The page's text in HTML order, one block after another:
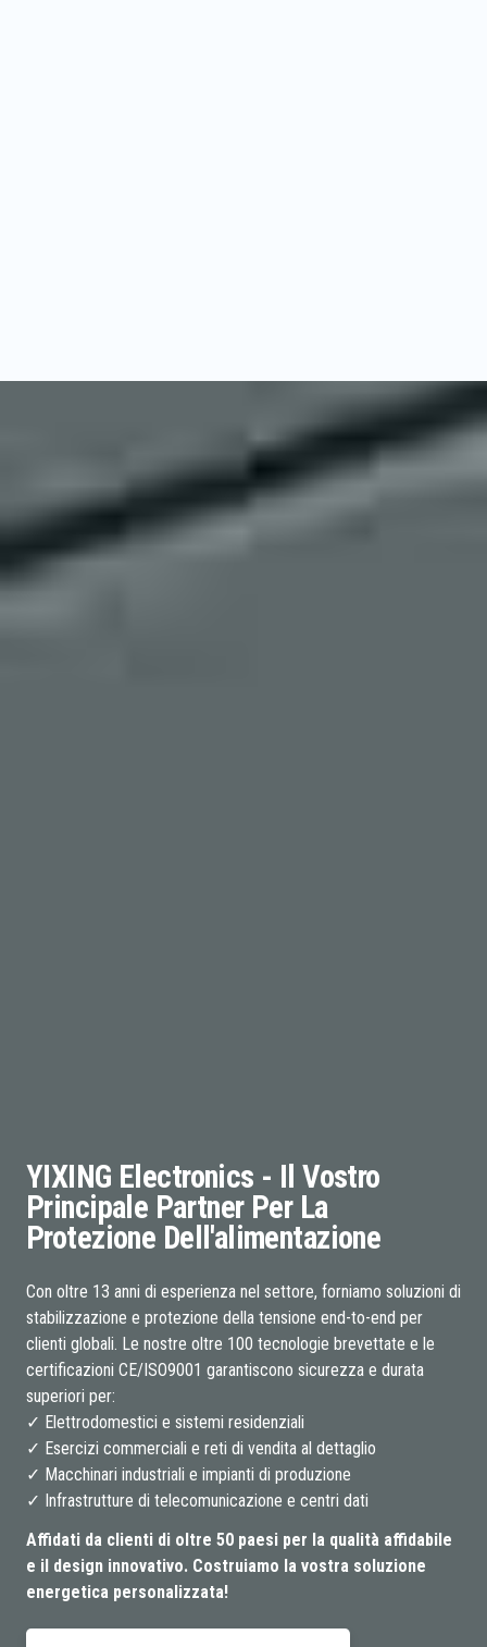
YIXING Electronics - Il Vostro
Principale Partner Per La
Protezione Dell'alimentazione
Con oltre 13 anni di esperienza nel settore, forniamo soluzioni di
stabilizzazione e protezione della tensione end-to-end per
clienti globali. Le nostre oltre 100 tecnologie brevettate e le
certificazioni CE/ISO9001 garantiscono sicurezza e durata
superiori per:
✓ Elettrodomestici e sistemi residenziali
✓ Esercizi commerciali e reti di vendita al dettaglio
✓ Macchinari industriali e impianti di produzione
✓ Infrastrutture di telecomunicazione e centri dati
Affidati da clienti di oltre 50 paesi per la qualità affidabile
e il design innovativo. Costruiamo la vostra soluzione
energetica personalizzata!